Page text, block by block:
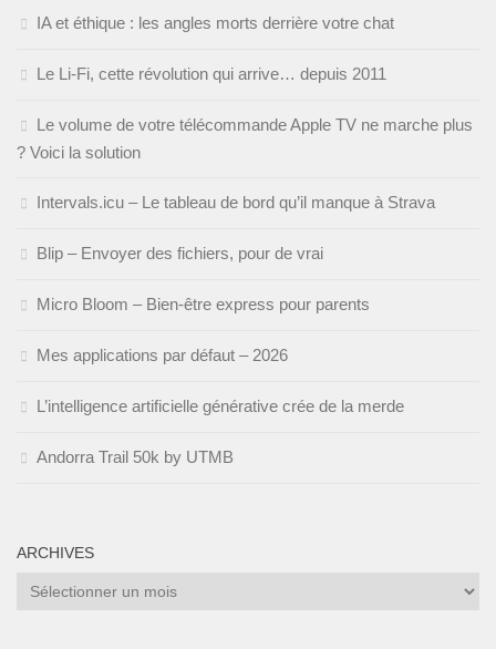
IA et éthique : les angles morts derrière votre chat
Le Li-Fi, cette révolution qui arrive… depuis 2011
Le volume de votre télécommande Apple TV ne marche plus
? Voici la solution
Intervals.icu – Le tableau de bord qu’il manque à Strava
Blip – Envoyer des fichiers, pour de vrai
Micro Bloom – Bien-être express pour parents
Mes applications par défaut – 2026
L’intelligence artificielle générative crée de la merde
Andorra Trail 50k by UTMB
ARCHIVES
Archives